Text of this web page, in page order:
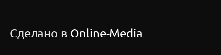
Сделано в Online-Media